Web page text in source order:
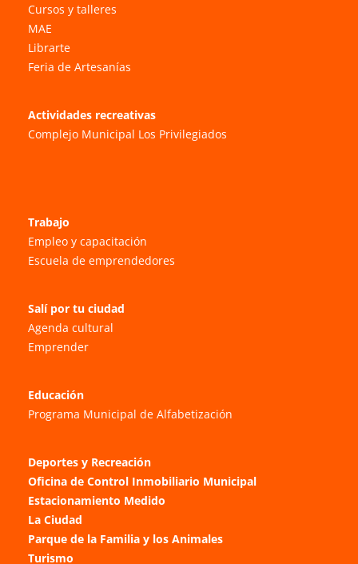
Cursos y talleres
MAE
Librarte
Feria de Artesanías
Actividades recreativas
Complejo Municipal Los Privilegiados
Trabajo
Empleo y capacitación
Escuela de emprendedores
Salí por tu ciudad
Agenda cultural
Emprender
Educación
Programa Municipal de Alfabetización
Deportes y Recreación
Oficina de Control Inmobiliario Municipal
Estacionamiento Medido
La Ciudad
Parque de la Familia y los Animales
Turismo